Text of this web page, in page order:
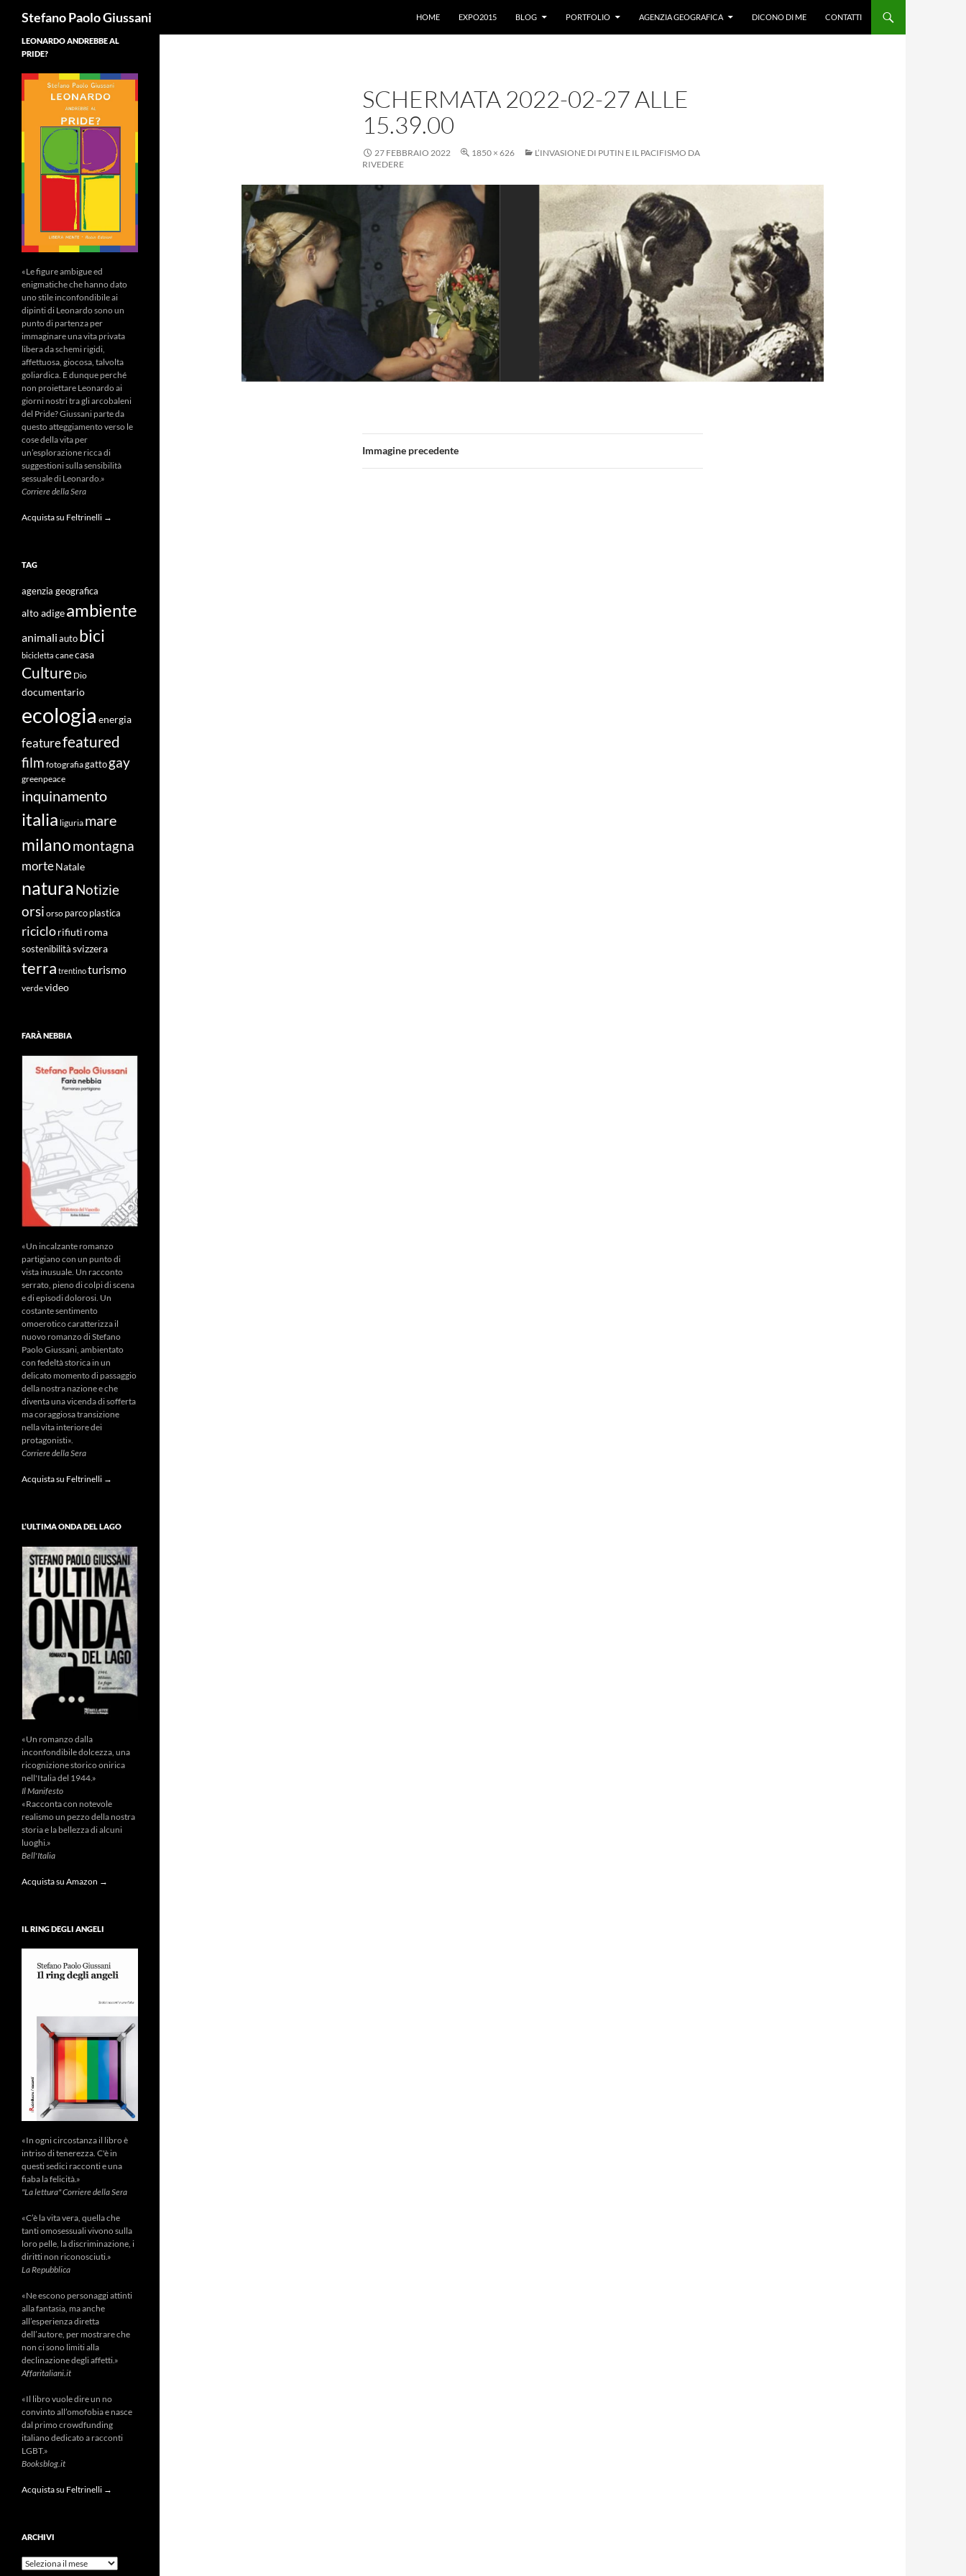
Stefano Paolo Giussani
HOME
EXPO2015 BLOG PORTFOLIO AGENZIA GEOGRAFICA DICONO DI ME CONTATTI
SCHERMATA 2022-02-27 ALLE
15.39.00
27 FEBBRAIO 2022 1850 × 626
L’INVASIONE DI PUTIN E IL PACIFISMO DA
RIVEDERE
Immagine precedente
LEONARDO ANDREBBE AL
PRIDE?
«Le figure ambigue ed
enigmatiche che hanno dato
uno stile inconfondibile ai
dipinti di Leonardo sono un
punto di partenza per
immaginare una vita privata
libera da schemi rigidi,
affettuosa, giocosa, talvolta
goliardica. E dunque perché
non proiettare Leonardo ai
giorni nostri tra gli arcobaleni
del Pride? Giussani parte da
questo atteggiamento verso le
cose della vita per
un’esplorazione ricca di
suggestioni sulla sensibilità
sessuale di Leonardo.»
Corriere della Sera
Acquista su Feltrinelli →
TAG
agenzia geografica
alto adigeambiente
animali auto bici
bicicletta canecasa
Culture Dio
documentario
ecologia energia
featurefeatured
film fotografiagatto gay
greenpeace
inquinamento
italia liguria mare
milanomontagna
morteNatale
naturaNotizie
orsi orso parco plastica
riciclorifiuti roma
sostenibilità svizzera
terra trentinoturismo
verdevideo
FARÀ NEBBIA
«Un incalzante romanzo
partigiano con un punto di
vista inusuale. Un racconto
serrato, pieno di colpi di scena
e di episodi dolorosi. Un
costante sentimento
omoerotico caratterizza il
nuovo romanzo di Stefano
Paolo Giussani, ambientato
con fedeltà storica in un
delicato momento di passaggio
della nostra nazione e che
diventa una vicenda di sofferta
ma coraggiosa transizione
nella vita interiore dei
protagonisti».
Corriere della Sera
Acquista su Feltrinelli →
L’ULTIMA ONDA DEL LAGO
«Un romanzo dalla
inconfondibile dolcezza, una
ricognizione storico onirica
nell'Italia del 1944.»
Il Manifesto
«Racconta con notevole
realismo un pezzo della nostra
storia e la bellezza di alcuni
luoghi.»
Bell'Italia
Acquista su Amazon →
IL RING DEGLI ANGELI
«In ogni circostanza il libro è
intriso di tenerezza. C'è in
questi sedici racconti e una
fiaba la felicità.»
"La lettura" Corriere della Sera
«C’è la vita vera, quella che
tanti omosessuali vivono sulla
loro pelle, la discriminazione, i
diritti non riconosciuti.»
La Repubblica
«Ne escono personaggi attinti
alla fantasia, ma anche
all’esperienza diretta
dell’autore, per mostrare che
non ci sono limiti alla
declinazione degli affetti.»
Affaritaliani.it
«Il libro vuole dire un no
convinto all’omofobia e nasce
dal primo crowdfunding
italiano dedicato a racconti
LGBT.»
Booksblog.it
Acquista su Feltrinelli →
ARCHIVI
Archivi